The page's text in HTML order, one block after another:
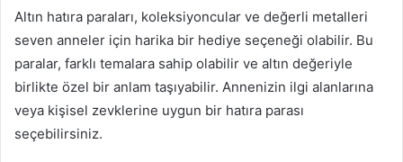
Altın hatıra paraları, koleksiyoncular ve değerli metalleri
seven anneler için harika bir hediye seçeneği olabilir. Bu
paralar, farklı temalara sahip olabilir ve altın değeriyle
birlikte özel bir anlam taşıyabilir. Annenizin ilgi alanlarına
veya kişisel zevklerine uygun bir hatıra parası
seçebilirsiniz.